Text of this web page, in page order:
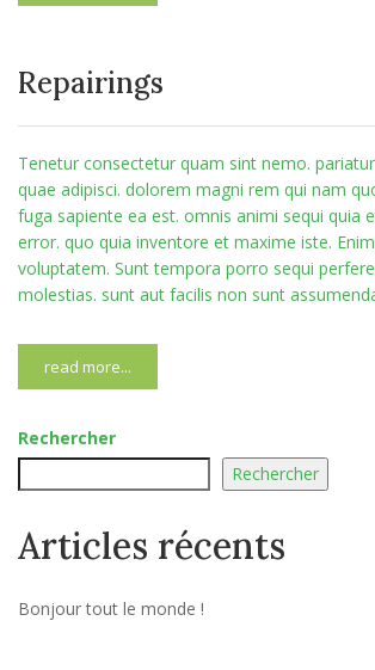
Repairings
Tenetur consectetur quam sint nemo.
quae adipisci. dolorem magni rem qui nam
fuga sapiente ea est. omnis animi sequi quia
error. quo quia inventore et maxime iste.
voluptatem. Sunt tempora porro sequi
molestias. sunt aut facilis non sunt
read more...
Rechercher
Rechercher
Articles récents
Bonjour tout le monde !